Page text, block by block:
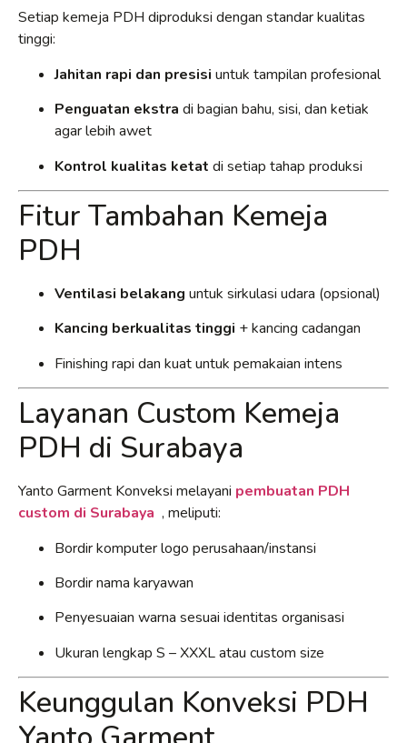
Setiap kemeja PDH diproduksi dengan standar kualitas
tinggi:
Jahitan rapi dan presisi untuk tampilan profesional
Penguatan ekstra di bagian bahu, sisi, dan ketiak
agar lebih awet
Kontrol kualitas ketat di setiap tahap produksi
Fitur Tambahan Kemeja
PDH
Ventilasi belakang untuk sirkulasi udara (opsional)
Kancing berkualitas tinggi + kancing cadangan
Finishing rapi dan kuat untuk pemakaian intens
Layanan Custom Kemeja
PDH di Surabaya
Yanto Garment Konveksi melayani pembuatan PDH
custom di Surabaya , meliputi:
Bordir komputer logo perusahaan/instansi
Bordir nama karyawan
Penyesuaian warna sesuai identitas organisasi
Ukuran lengkap S – XXXL atau custom size
Keunggulan Konveksi PDH